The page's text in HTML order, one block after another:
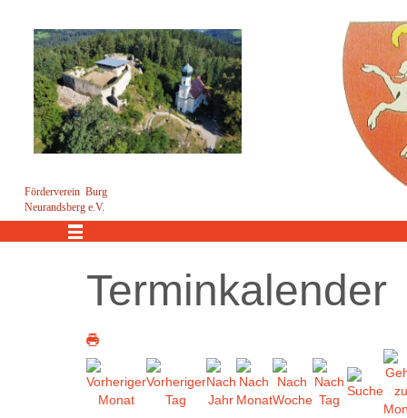
Förderverein Burg
Neurandsberg e.V.
Terminkalender